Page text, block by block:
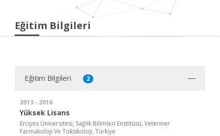
Eğitim Bilgileri
Eğitim Bilgileri 2
2013 - 2016
Yüksek Lisans
Erciyes Üniversitesi, Sağlık Bilimleri Enstitüsü, Veteriner
Farmakoloji Ve Toksikoloji, Türkiye